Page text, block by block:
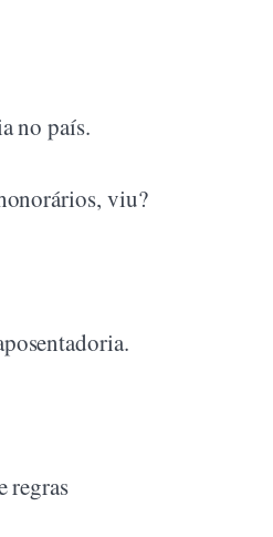
no país.
viu?
regras